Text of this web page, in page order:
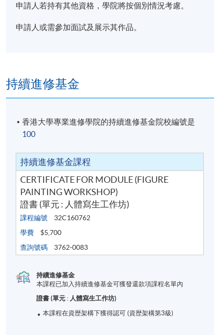
申請人若持有其他資格，學院將按個別情況考慮。
申請人或需參加面試及展示其作品。
持續進修基金
香港大學專業進修學院的持續進修基金院校編號是
100
持續進修基金課程
CERTIFICATE FOR MODULE (FIGURE
PAINTING WORKSHOP)
證書 (單元 : 人體寫生工作坊)
課程編號
32C160762
學費
$5,700
查詢號碼
3762-0083
持續進修基金
本課程已加入持續進修基金可獲發還款項課程名單內
證書 (單元 : 人體寫生工作坊)
本課程在資歴架構下獲得認可 (資歴架構第3級)